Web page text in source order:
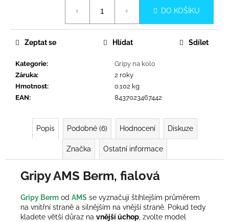
DO KOŠÍKU
Kategorie:
Gripy na kolo
Záruka:
2 roky
Hmotnost:
0.102 kg
EAN: 8437023467442
Zeptat se Hlídat Sdílet
Popis Podobné (6) Hodnocení Diskuze
Značka Ostatní informace
Gripy AMS Berm, fialová
Gripy Berm od AMS se vyznačují štíhlejším průměrem
na vnitřní straně a silnějším na vnější straně. Pokud tedy
kladete větší důraz na vnější úchop, zvolte model
j
e
e